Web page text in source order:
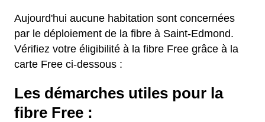
Aujourd'hui aucune habitation sont concernées
par le déploiement de la fibre à Saint-Edmond.
Vérifiez votre éligibilité à la fibre Free grâce à la
carte Free ci-dessous :
Les démarches utiles pour la
fibre Free :